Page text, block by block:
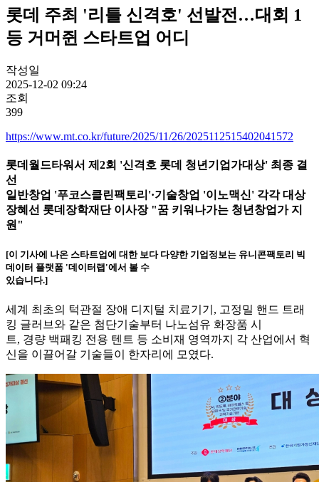
롯데 주최 '리틀 신격호' 선발전…대회 1
등 거머쥔 스타트업 어디
작성일
2025-12-02 09:24
조회
399
https://www.mt.co.kr/future/2025/11/26/2025112515402041572
롯데월드타워서 제2회 '신격호 롯데 청년기업가대상' 최종 결
선
일반창업 '푸코스클린팩토리'·기술창업 '이노맥신' 각각 대상
장혜선 롯데장학재단 이사장 "꿈 키워나가는 청년창업가 지
원"
[이 기사에 나온 스타트업에 대한 보다 다양한 기업정보는 유니콘팩토리 빅
데이터 플랫폼 '데이터랩'에서 볼 수
있습니다.]
세계 최초의 턱관절 장애 디지털 치료기기, 고정밀 핸드 트래
킹 글러브와 같은 첨단기술부터 나노섬유 화장품 시
트, 경량 백패킹 전용 텐트 등 소비재 영역까지 각 산업에서 혁
신을 이끌어갈 기술들이 한자리에 모였다.